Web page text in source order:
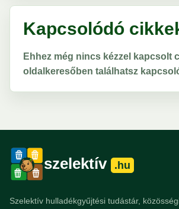
Kapcsolódó
Ehhez még nincs kézzel kapcsolt
oldalkeresőben találhatsz
szelektív .hu
Szelektív hulladékgyűjtési tudástár,